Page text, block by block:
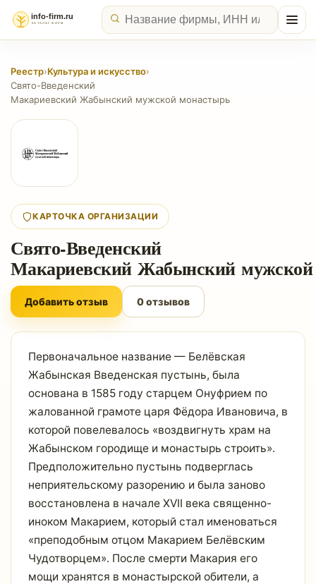
Реестр›Культура и искусство›
Свято-Введенский
Макариевский Жабынский мужской монастырь
КАРТОЧКА ОРГАНИЗАЦИИ
Свято-Введенский
Макариевский Жабынский
Добавить отзыв 0 отзывов
Первоначальное название — Белёвская
Жабынская Введенская пустынь, была
основана в 1585 году старцем Онуфрием по
жалованной грамоте царя Фёдора Ивановича, в
которой повелевалось «воздвигнуть храм на
Жабынском городище и монастырь строить».
Предположительно пустынь подверглась
неприятельскому разорению и была заново
восстановлена в начале XVII века священно-
иноком Макарием, который стал именоваться
«преподобным отцом Макарием Белёвским
Чудотворцем». После смерти Макария его
мощи хранятся в монастырской обители, а